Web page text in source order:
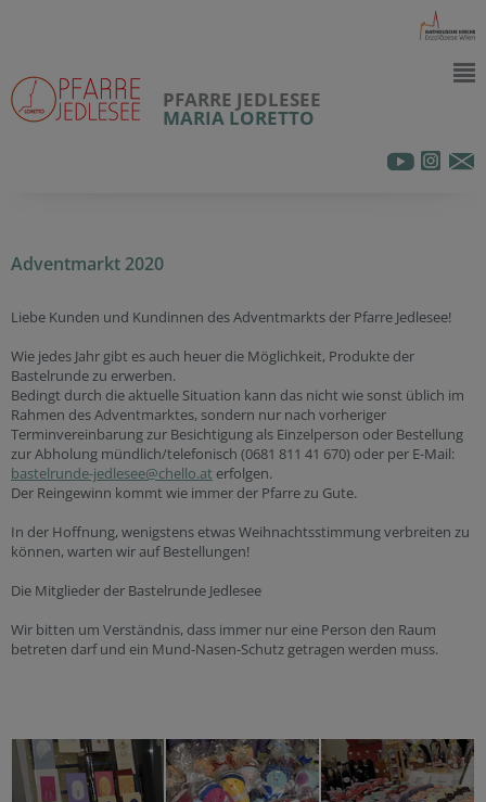
PFARRE JEDLESEE
MARIA LORETTO
Adventmarkt 2020
Liebe Kunden und Kundinnen des Adventmarkts der Pfarre Jedlesee!
Wie jedes Jahr gibt es auch heuer die Möglichkeit, Produkte der
Bastelrunde zu erwerben.
Bedingt durch die aktuelle Situation kann das nicht wie sonst üblich im
Rahmen des Adventmarktes, sondern nur nach vorheriger
Terminvereinbarung zur Besichtigung als Einzelperson oder Bestellung
zur Abholung mündlich/telefonisch (0681 811 41 670) oder per E-Mail:
bastelrunde-jedlesee@chello.at erfolgen.
Der Reingewinn kommt wie immer der Pfarre zu Gute.
In der Hoffnung, wenigstens etwas Weihnachtsstimmung verbreiten zu
können, warten wir auf Bestellungen!
Die Mitglieder der Bastelrunde Jedlesee
Wir bitten um Verständnis, dass immer nur eine Person den Raum
betreten darf und ein Mund-Nasen-Schutz getragen werden muss.